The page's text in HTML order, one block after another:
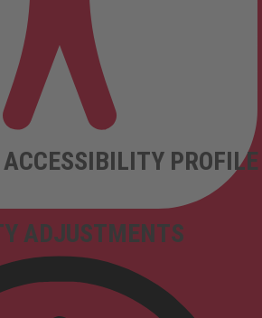
ADJUSTMENTS
ACCESSIBILITY PROFILE